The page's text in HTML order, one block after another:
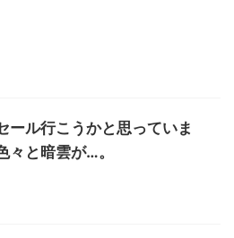
ール行こうかと思っていま
々と暗雲が…。